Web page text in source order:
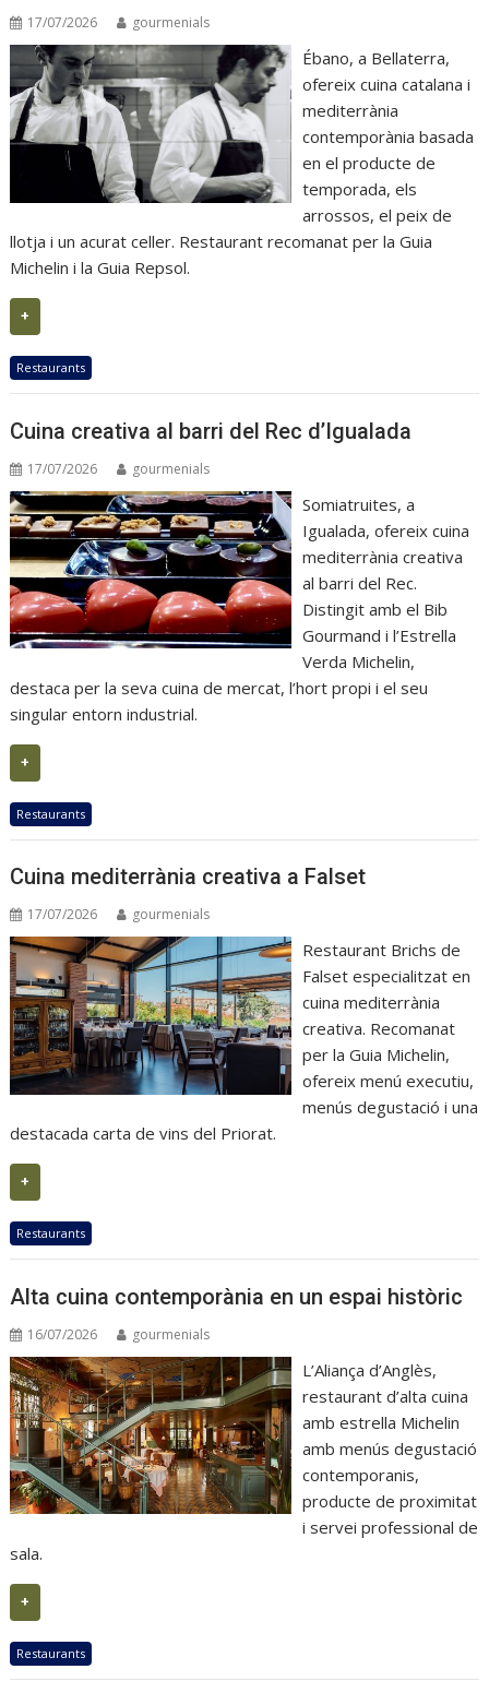
17/07/2026 gourmenials
Ébano, a Bellaterra,
ofereix cuina catalana i
mediterrània
contemporània basada
en el producte de
temporada, els
arrossos, el peix de
llotja i un acurat celler. Restaurant recomanat per la Guia
Michelin i la Guia Repsol.
+
Restaurants
Cuina creativa al barri del Rec d’Igualada
17/07/2026 gourmenials
Somiatruites, a
Igualada, ofereix cuina
mediterrània creativa
al barri del Rec.
Distingit amb el Bib
Gourmand i l’Estrella
Verda Michelin,
destaca per la seva cuina de mercat, l’hort propi i el seu
singular entorn industrial.
+
Restaurants
Cuina mediterrània creativa a Falset
17/07/2026 gourmenials
Restaurant Brichs de
Falset especialitzat en
cuina mediterrània
creativa. Recomanat
per la Guia Michelin,
ofereix menú executiu,
menús degustació i una
destacada carta de vins del Priorat.
+
Restaurants
Alta cuina contemporània en un espai històric
16/07/2026 gourmenials
L’Aliança d’Anglès,
restaurant d’alta cuina
amb estrella Michelin
amb menús degustació
contemporanis,
producte de proximitat
i servei professional de
sala.
+
Restaurants